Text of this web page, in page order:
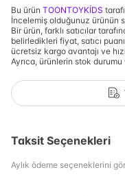
Bu ürün TOONTOYKİDS
İncelemiş olduğunuz ürünün
Bir ürün, farklı satıcılar
belirledikleri fiyat, satıcı
ücretsiz kargo avantajı ve
Ayrıca, ürünlerin stok
Taksit Seçenekleri
Aylık ödeme seçeneklerini